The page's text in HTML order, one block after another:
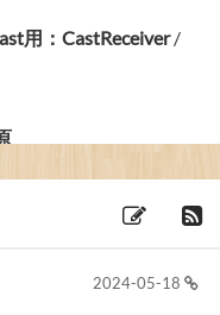
用：CastReceiver/
2024-05-18